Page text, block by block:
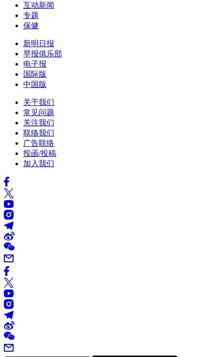
互动新闻
专题
保健
新明日报
早报俱乐部
电子报
国际版
中国版
关于我们
常见问题
关注我们
联络我们
广告联络
投函/投稿
加入我们